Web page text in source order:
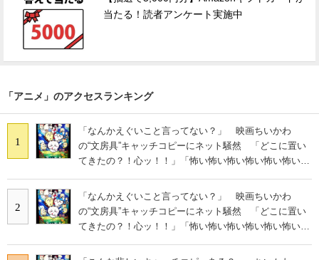
当たる！読者アンケート実施中
「アニメ」のアクセスランキング
1
「なんかえぐいこと言ってない？」 映画ちいかわ
の“文房具”キャッチコピーにネット騒然 「どこに置い
てきたの？！心ッ！！」「怖い怖い怖い怖い怖い怖い怖
2
「なんかえぐいこと言ってない？」 映画ちいかわ
の“文房具”キャッチコピーにネット騒然 「どこに置い
てきたの？！心ッ！！」「怖い怖い怖い怖い怖い怖い怖